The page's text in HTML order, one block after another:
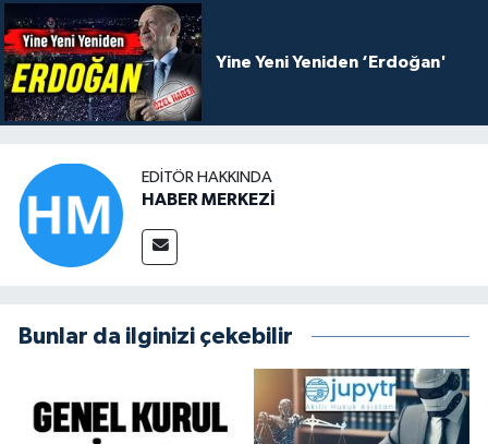
Yine Yeni Yeniden ‘Erdoğan'
EDITÖR HAKKINDA
HABER MERKEZİ
Bunlar da ilginizi çekebilir